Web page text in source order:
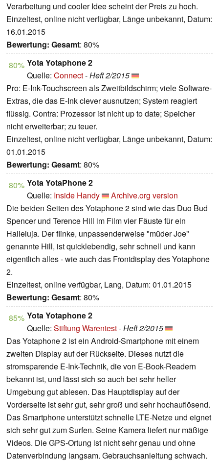
Verarbeitung und cooler Idee scheint der Preis zu hoch.
Einzeltest, online nicht verfügbar, Länge unbekannt, Datum:
16.01.2015
Bewertung: Gesamt: 80%
80% Yota Yotaphone 2
Quelle: Connect-Heft 2/2015
Pro: E-Ink-Touchscreen als Zweitbildschirm; viele Software-
Extras, die das E-Ink clever ausnutzen; System reagiert
flüssig. Contra: Prozessor ist nicht up to date; Speicher
nicht erweiterbar; zu teuer.
Einzeltest, online nicht verfügbar, Länge unbekannt, Datum:
01.01.2015
Bewertung: Gesamt: 80%
80% Yota YotaPhone 2
Quelle: Inside Handy
Archive.org version
Die beiden Seiten des Yotaphone 2 sind wie das Duo Bud
Spencer und Terence Hill im Film vier Fäuste für ein
Halleluja. Der flinke, unpassenderweise "müder Joe"
genannte Hill, ist quicklebendig, sehr schnell und kann
eigentlich alles - wie auch das Frontdisplay des Yotaphone
2.
Einzeltest, online verfügbar, Lang, Datum: 01.01.2015
Bewertung: Gesamt: 80%
85% Yota Yotaphone 2
Quelle: Stiftung Warentest-Heft 2/2015
Das Yotaphone 2 ist ein Android-Smartphone mit einem
zweiten Display auf der Rückseite. Dieses nutzt die
stromsparende E-Ink-Technik, die von E-Book-Readern
bekannt ist, und lässt sich so auch bei sehr heller
Umgebung gut ablesen. Das Hauptdisplay auf der
Vorderseite ist sehr gut, sehr groß und sehr hochauflösend.
Das Smartphone unterstützt schnelle LTE-Netze und eignet
sich sehr gut zum Surfen. Seine Kamera liefert nur mäßige
Videos. Die GPS-Ortung ist nicht sehr genau und ohne
Datenverbindung langsam. Gebrauchsanleitung schwach.